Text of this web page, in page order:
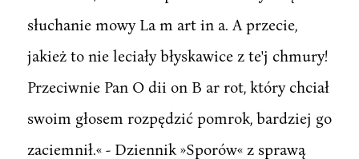
słuchanie mowy La m art in a. A przecie,
jakież to nie leciały błyskawice z te'j chmury!
Przeciwnie Pan O dii on B ar rot, który chciał
swoim głosem rozpędzić pomrok, bardziej go
zaciemnił.« - Dziennik »Sporów« z sprawą